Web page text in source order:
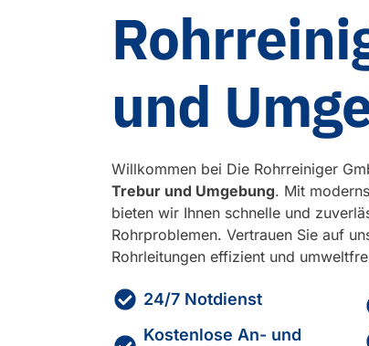
und
Willkommen bei Die Rohrreiniger
Trebur und Umgebung. Mit
bieten wir Ihnen schnelle und
Rohrproblemen. Vertrauen Sie auf
Rohrleitungen effizient und
24/7 Notdienst
Kostenlose An- und